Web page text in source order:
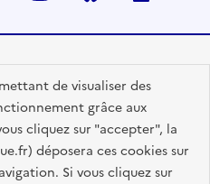
de visualiser des
grâce aux
cliquez sur "accepter", la
déposera ces cookies sur
Si vous cliquez sur